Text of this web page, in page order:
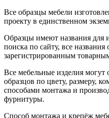
Все образцы мебели
проекту в единственном
Образцы имеют названия для
поиска по сайту, все названия
зарегистрированным
Все мебельные изделия могут
образцов по цвету, размеру,
способами монтажа и
фурнитуры.
Способ монтажа и крепёж